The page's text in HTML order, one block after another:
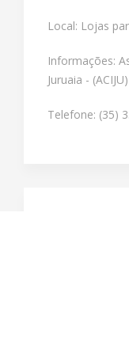
Local: Lojas
Informações:
Juruaia - (ACIJU)
Telefone: (35)